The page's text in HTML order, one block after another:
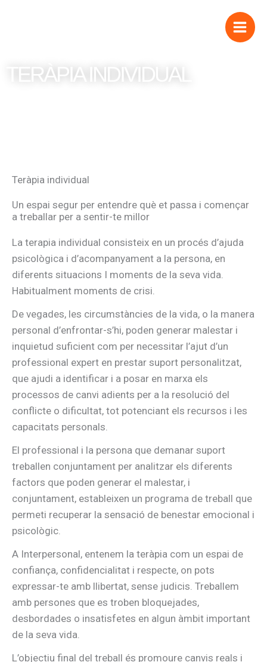
TERÀPIA INDIVIDUAL
Teràpia individual
Un espai segur per entendre què et passa i començar
a treballar per a sentir-te millor
La terapia individual consisteix en un procés d’ajuda
psicològica i d’acompanyament a la persona, en
diferents situacions I moments de la seva vida.
Habitualment moments de crisi.
De vegades, les circumstàncies de la vida, o la manera
personal d’enfrontar-s’hi, poden generar malestar i
inquietud suficient com per necessitar l’ajut d’un
professional expert en prestar suport personalitzat,
que ajudi a identificar i a posar en marxa els
processos de canvi adients per a la resolució del
conflicte o dificultat, tot potenciant els recursos i les
capacitats personals.
El professional i la persona que demanar suport
treballen conjuntament per analitzar els diferents
factors que poden generar el malestar, i
conjuntament, estableixen un programa de treball que
permeti recuperar la sensació de benestar emocional i
psicològic.
A Interpersonal, entenem la teràpia com un espai de
confiança, confidencialitat i respecte, on pots
expressar-te amb llibertat, sense judicis. Treballem
amb persones que es troben bloquejades,
desbordades o insatisfetes en algun àmbit important
de la seva vida.
L’objectiu final del treball és promoure canvis reals i